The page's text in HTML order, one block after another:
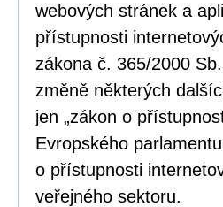
webových stránek a
přístupnosti
zákona č. 365/2000
změně některých
jen „zákon o
Evropského
o přístupnosti
veřejného sektoru.